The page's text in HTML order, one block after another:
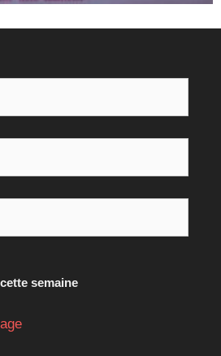
semaine